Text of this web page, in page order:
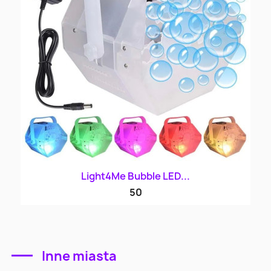
Light4Me Bubble LED...
50
Inne miasta